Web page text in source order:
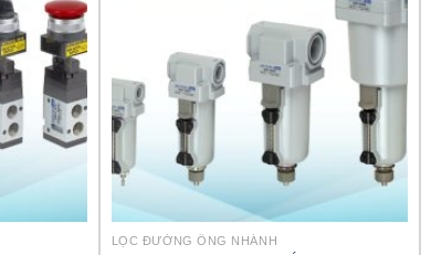
LỌC ĐƯỜNG ỐNG NHÁNH